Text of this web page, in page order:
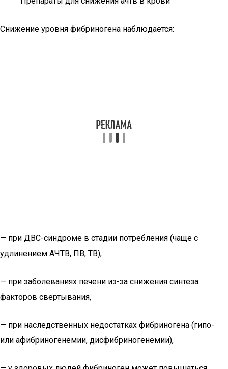
Снижение уровня фибриногена наблюдается:
— при ДВС-синдроме в стадии потребления (чаще с
удлинением АЧТВ, ПВ, ТВ),
— при заболеваниях печени из-за снижения синтеза
факторов свертывания,
— при наследственных недостатках фибриногена (гипо-
или афибриногенемии, дисфибриногенемии),